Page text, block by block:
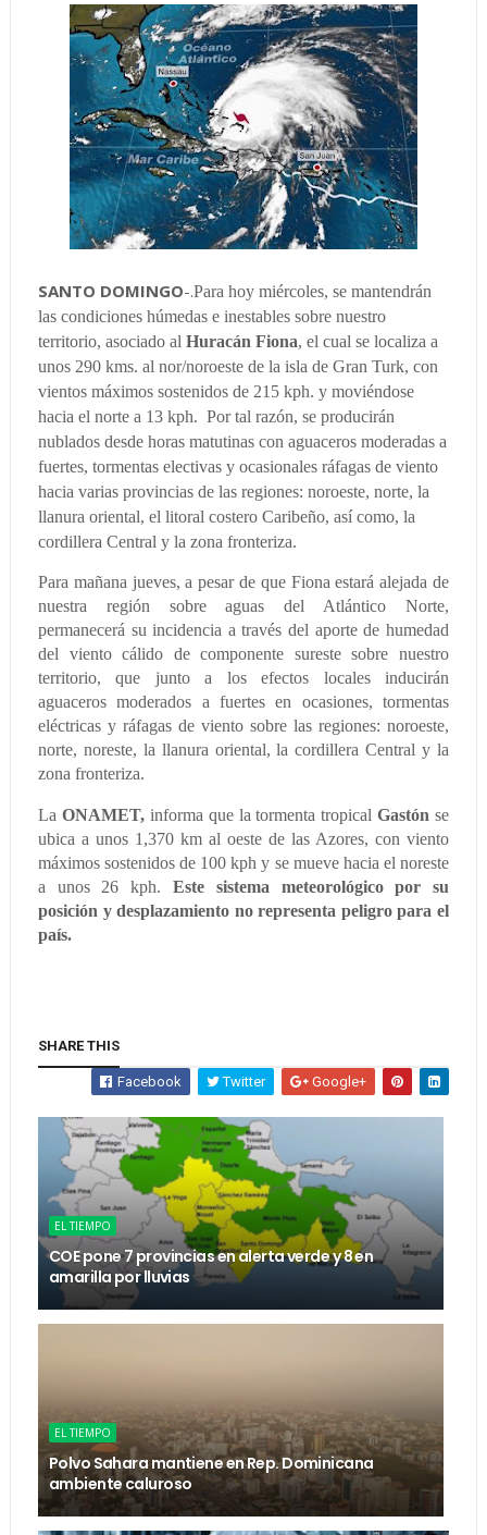
SANTO DOMINGO-.Para hoy miércoles, se mantendrán
las condiciones húmedas e inestables sobre nuestro
territorio, asociado al Huracán Fiona, el cual se localiza a
unos 290 kms. al nor/noroeste de la isla de Gran Turk, con
vientos máximos sostenidos de 215 kph. y moviéndose
hacia el norte a 13 kph. Por tal razón, se producirán
nublados desde horas matutinas con aguaceros moderadas a
fuertes, tormentas electivas y ocasionales ráfagas de viento
hacia varias provincias de las regiones: noroeste, norte, la
llanura oriental, el litoral costero Caribeño, así como, la
cordillera Central y la zona fronteriza.
Para mañana jueves, a pesar de que Fiona estará alejada de
nuestra región sobre aguas del Atlántico Norte,
permanecerá su incidencia a través del aporte de humedad
del viento cálido de componente sureste sobre nuestro
territorio, que junto a los efectos locales inducirán
aguaceros moderados a fuertes en ocasiones, tormentas
eléctricas y ráfagas de viento sobre las regiones: noroeste,
norte, noreste, la llanura oriental, la cordillera Central y la
zona fronteriza.
La ONAMET, informa que la tormenta tropicalGastón se
ubica a unos 1,370 km al oeste de las Azores, con viento
máximos sostenidos de 100 kph y se mueve hacia el noreste
a unos 26 kph. Este sistema meteorológico por su
posición y desplazamiento no representa peligro para el
país.
SHARE THIS
Facebook Twitter Google+
EL TIEMPO
COE pone 7 provincias en alerta verde y 8 en
amarilla por lluvias
EL TIEMPO
Polvo Sahara mantiene en Rep. Dominicana
ambiente caluroso